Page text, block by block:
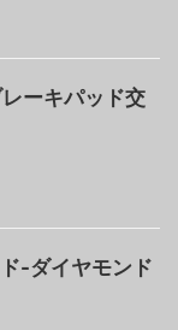
ーキパッド交
-ダイヤモンド